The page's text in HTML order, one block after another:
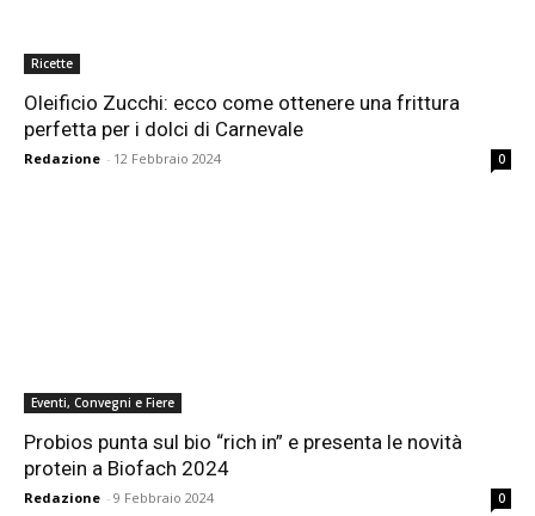
Ricette
Oleificio Zucchi: ecco come ottenere una frittura
perfetta per i dolci di Carnevale
Redazione - 12 Febbraio 2024 0
Eventi, Convegni e Fiere
Probios punta sul bio “rich in” e presenta le novità
protein a Biofach 2024
Redazione - 9 Febbraio 2024 0